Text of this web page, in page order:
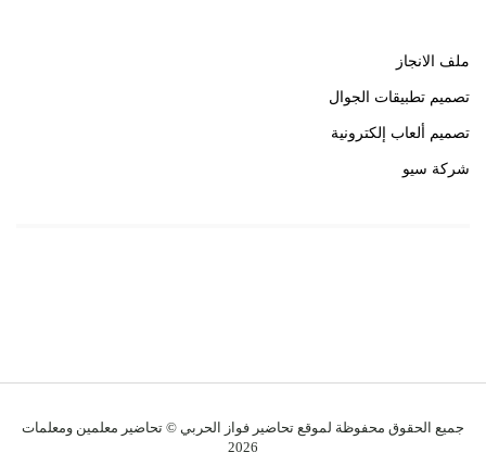
ملف الانجاز
تصميم تطبيقات الجوال
تصميم ألعاب إلكترونية
شركة سيو
جميع الحقوق محفوظة لموقع تحاضير فواز الحربي © تحاضير معلمين ومعلمات
2026